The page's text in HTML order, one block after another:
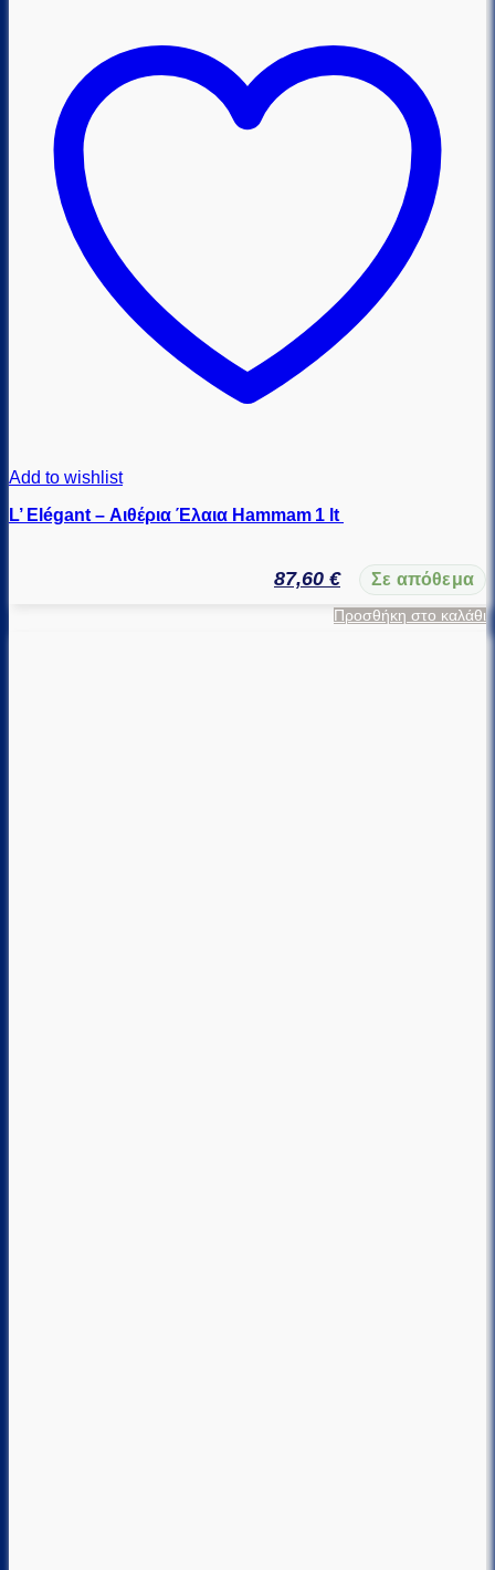
Add to wishlist
L’ Elégant – Αιθέρια Έλαια Hammam 1 lt
87,60 € Σε απόθεμα
Προσθήκη στο καλάθι